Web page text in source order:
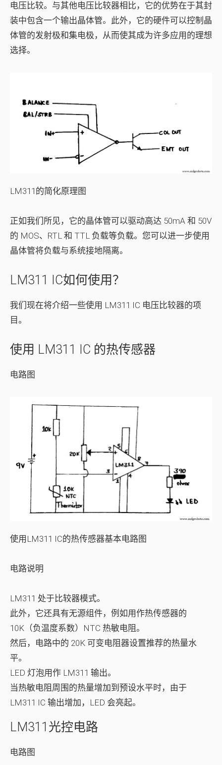
电压比较。与其他电压比较器相比，它的优势在于其封
装中包含一个输出晶体管。此外，它的硬件可以控制晶
体管的发射极和集电极，从而使其成为许多应用的理想
选择。
LM311的简化原理图
正如我们所见，它的晶体管可以驱动高达 50mA 和 50V
的 MOS、RTL 和 TTL 负载等负载。您可以进一步使用
晶体管将负载与系统接地隔离。
LM311 IC如何使用？
我们现在将介绍一些使用 LM311 IC 电压比较器的项
目。
使用 LM311 IC 的热传感器
电路图
使用LM311 IC的热传感器基本电路图
电路说明
LM311 处于比较器模式。
此外，它还具有无源组件，例如用作热传感器的
10K（负温度系数）NTC 热敏电阻。
然后，电路中的 20K 可变电阻器设置推荐的热量水
平。
LED 灯泡用作 LM311 输出。
当热敏电阻周围的热量增加到预设水平时，由于
LM311 IC 输出增加，LED 会亮起。
LM311光控电路
电路图